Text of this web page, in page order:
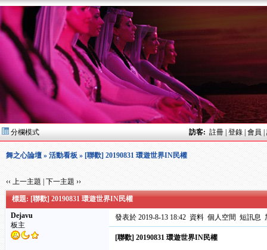
分欄模式 訪客: 註冊| 登錄| 會員
舞之心論壇» 活動看板» [聯歡] 20190831 環遊世界IN民權
‹‹ 上一主題 下一主題 ››
標題: [聯歡] 20190831 環遊世界IN民權
Dejavu
板主
發表於 2019-8-13 18:42 資料 個人空間 短訊息
[聯歡] 20190831 環遊世界IN民權